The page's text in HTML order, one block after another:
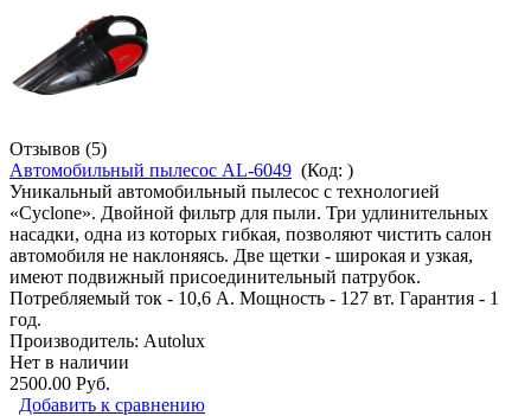
Отзывов (5)
Автомобильный пылесос AL-6049 (Код: )
Уникальный автомобильный пылесос с технологией
«Cyclone». Двойной фильтр для пыли. Три удлинительных
насадки, одна из которых гибкая, позволяют чистить салон
автомобиля не наклоняясь. Две щетки - широкая и узкая,
имеют подвижный присоединительный патрубок.
Потребляемый ток - 10,6 А. Мощность - 127 вт. Гарантия - 1
год.
Производитель: Autolux
Нет в наличии
2500.00 Руб.
Добавить к сравнению